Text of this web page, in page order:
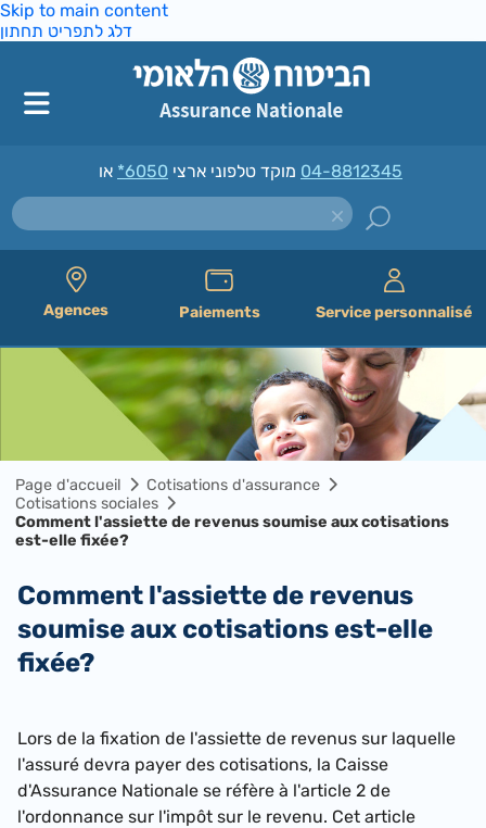
Skip to main content
דלג לתפריט תחתון
מוקד טלפוני ארצי *6050 04-8812345
Agences Paiements Service personnalisé
Page d'accueil
Cotisations d'assurance
Cotisations sociales
Comment l'assiette de revenus soumise aux cotisations
est-elle fixée?
Comment l'assiette de revenus
soumise aux cotisations est-elle
fixée?
​Lors de la fixation de l'assiette de revenus sur laquelle
l'assuré devra payer des cotisations, la Caisse
d'Assurance Nationale se réfère à l'article 2 de
l'ordonnance sur l'impôt sur le revenu. Cet article